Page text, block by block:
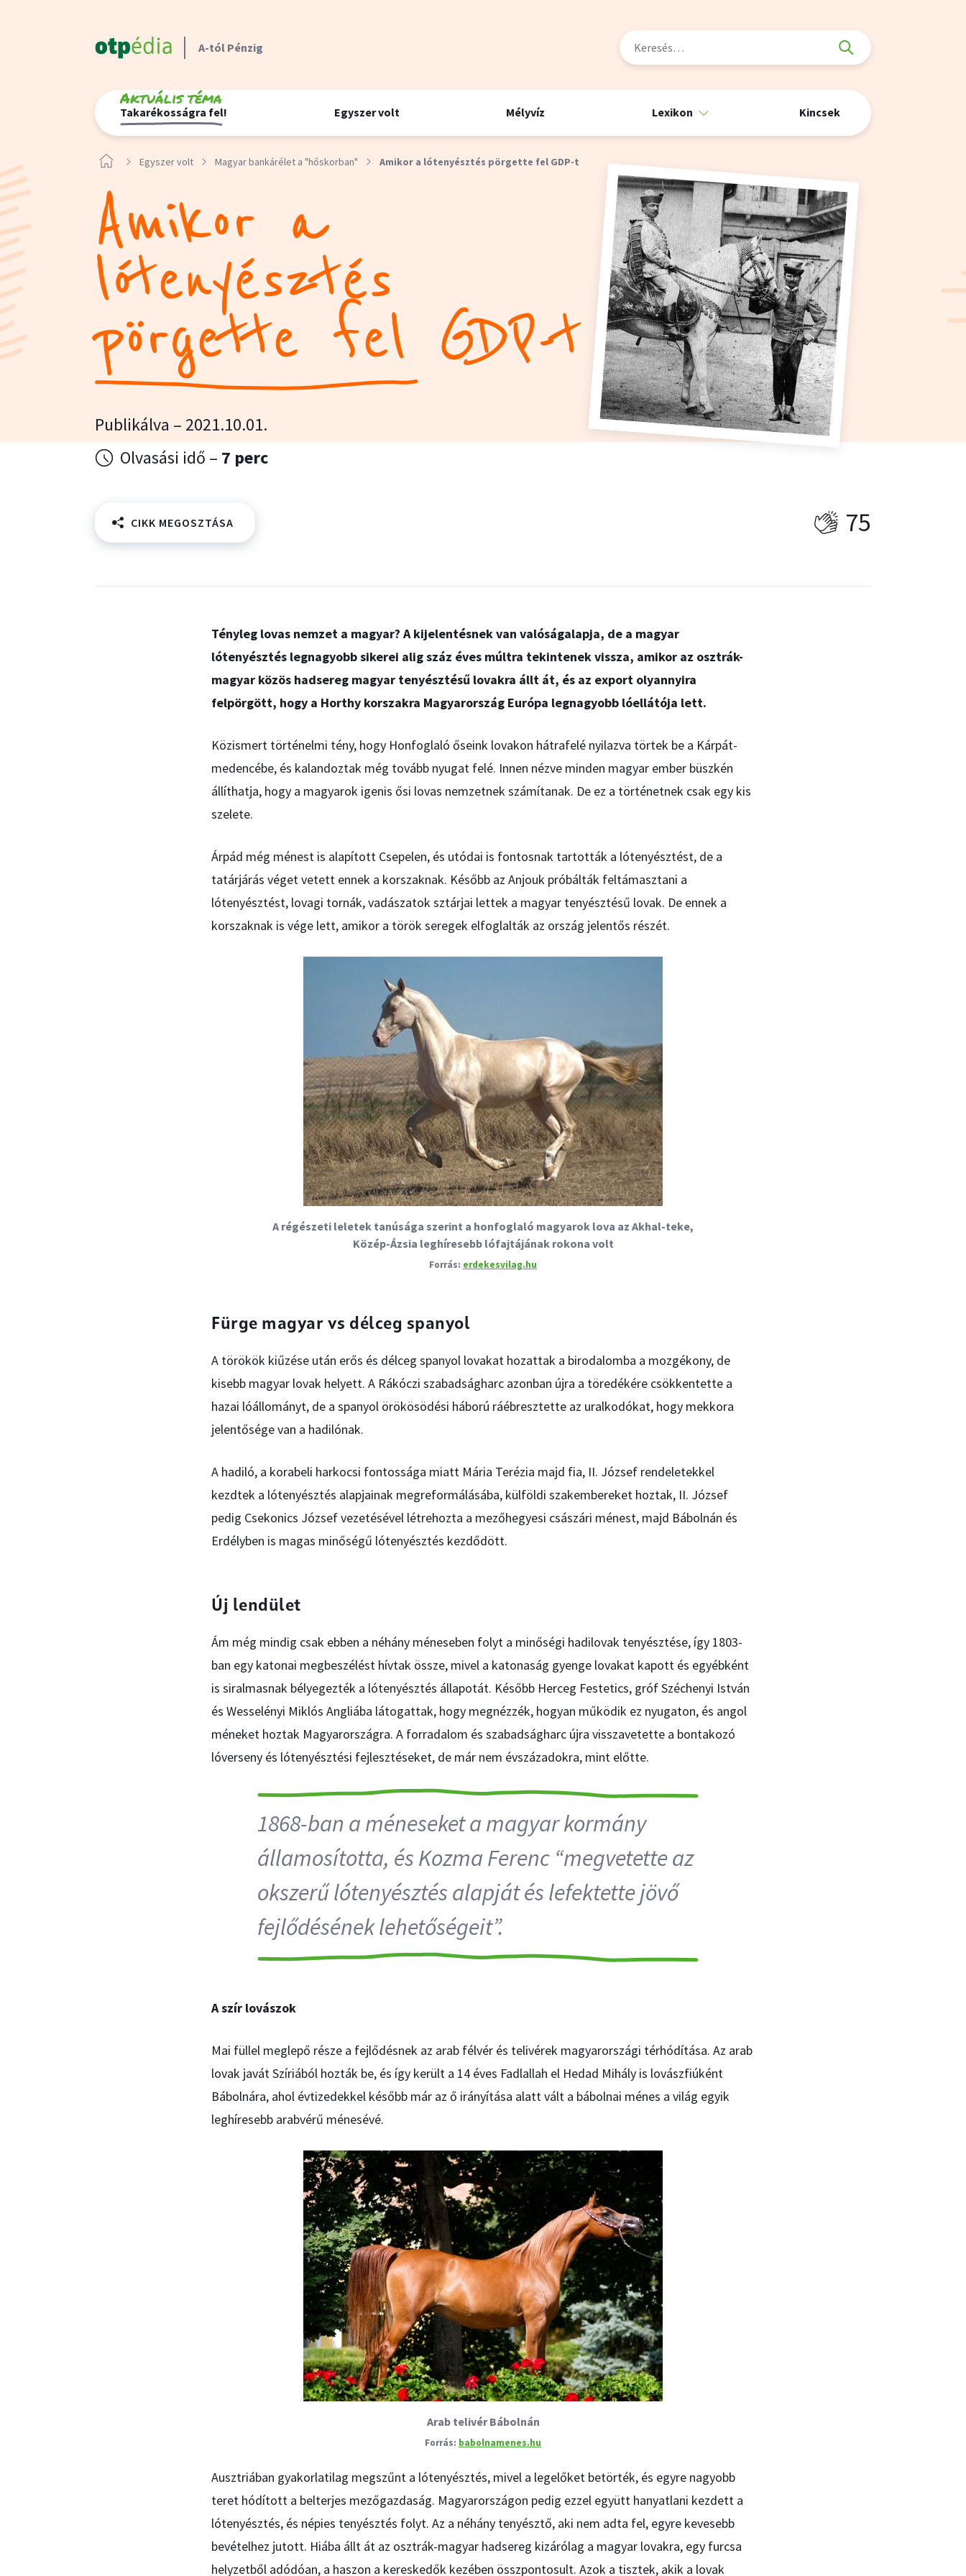
A-tól Pénzig
Takarékosságra fel!
Aktuális téma
Egyszer volt Mélyvíz Lexikon Kincsek
Egyszer volt Magyar bankárélet a "hőskorban" Amikor a lótenyésztés pörgette fel GDP-t
Amikor a
lótenyésztés
pörgette fel GDP-t
Publikálva – 2021.10.01.
Olvasási idő – 7 perc
CIKK MEGOSZTÁSA 75
Tényleg lovas nemzet a magyar? A kijelentésnek van valóságalapja, de a magyar
lótenyésztés legnagyobb sikerei alig száz éves múltra tekintenek vissza, amikor az osztrák-
magyar közös hadsereg magyar tenyésztésű lovakra állt át, és az export olyannyira
felpörgött, hogy a Horthy korszakra Magyarország Európa legnagyobb lóellátója lett.
Közismert történelmi tény, hogy Honfoglaló őseink lovakon hátrafelé nyilazva törtek be a Kárpát-
medencébe, és kalandoztak még tovább nyugat felé. Innen nézve minden magyar ember büszkén
állíthatja, hogy a magyarok igenis ősi lovas nemzetnek számítanak. De ez a történetnek csak egy kis
szelete.
Árpád még ménest is alapított Csepelen, és utódai is fontosnak tartották a lótenyésztést, de a
tatárjárás véget vetett ennek a korszaknak. Később az Anjouk próbálták feltámasztani a
lótenyésztést, lovagi tornák, vadászatok sztárjai lettek a magyar tenyésztésű lovak. De ennek a
korszaknak is vége lett, amikor a török seregek elfoglalták az ország jelentős részét.
A régészeti leletek tanúsága szerint a honfoglaló magyarok lova az Akhal-teke,
Közép-Ázsia leghíresebb lófajtájának rokona volt
erdekesvilag.hu
Fürge magyar vs délceg spanyol
A törökök kiűzése után erős és délceg spanyol lovakat hozattak a birodalomba a mozgékony, de
kisebb magyar lovak helyett. A Rákóczi szabadságharc azonban újra a töredékére csökkentette a
hazai lóállományt, de a spanyol örökösödési háború ráébresztette az uralkodókat, hogy mekkora
jelentősége van a hadilónak.
A hadiló, a korabeli harkocsi fontossága miatt Mária Terézia majd fia, II. József rendeletekkel
kezdtek a lótenyésztés alapjainak megreformálásába, külföldi szakembereket hoztak, II. József
pedig Csekonics József vezetésével létrehozta a mezőhegyesi császári ménest, majd Bábolnán és
Erdélyben is magas minőségű lótenyésztés kezdődött.
Új lendület
Ám még mindig csak ebben a néhány méneseben folyt a minőségi hadilovak tenyésztése, így 1803-
ban egy katonai megbeszélést hívtak össze, mivel a katonaság gyenge lovakat kapott és egyébként
is siralmasnak bélyegezték a lótenyésztés állapotát. Később Herceg Festetics, gróf Széchenyi István
és Wesselényi Miklós Angliába látogattak, hogy megnézzék, hogyan működik ez nyugaton, és angol
méneket hoztak Magyarországra. A forradalom és szabadságharc újra visszavetette a bontakozó
lóverseny és lótenyésztési fejlesztéseket, de már nem évszázadokra, mint előtte.
1868-ban a méneseket a magyar kormány
államosította, és Kozma Ferenc “megvetette az
okszerű lótenyésztés alapját és lefektette jövő
fejlődésének lehetőségeit”.
A szír lovászok
Mai füllel meglepő része a fejlődésnek az arab félvér és telivérek magyarországi térhódítása. Az arab
lovak javát Szíriából hozták be, és így került a 14 éves Fadlallah el Hedad Mihály is lovászfiúként
Bábolnára, ahol évtizedekkel később már az ő irányítása alatt vált a bábolnai ménes a világ egyik
leghíresebb arabvérű ménesévé.
Arab telivér Bábolnán
babolnamenes.hu
Ausztriában gyakorlatilag megszűnt a lótenyésztés, mivel a legelőket betörték, és egyre nagyobb
teret hódított a belterjes mezőgazdaság. Magyarországon pedig ezzel együtt hanyatlani kezdett a
lótenyésztés, és népies tenyésztés folyt. Az a néhány tenyésztő, aki nem adta fel, egyre kevesebb
bevételhez jutott. Hiába állt át az osztrák-magyar hadsereg kizárólag a magyar lovakra, egy furcsa
helyzetből adódóan, a haszon a kereskedők kezében összpontosult. Azok a tisztek, akik a lovak